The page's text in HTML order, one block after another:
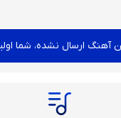
آهنگ ارسال نشده، شما